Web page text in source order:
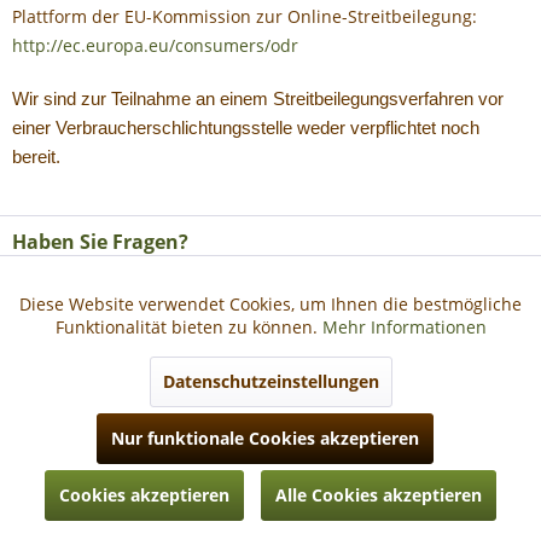
Plattform der EU-Kommission zur Online-Streitbeilegung:
http://ec.europa.eu/consumers/odr
Wir sind zur Teilnahme an einem Streitbeilegungsverfahren vor
einer Verbraucherschlichtungsstelle weder verpflichtet noch
bereit.
Haben Sie Fragen?
Informationen
Versandkosten
anders beschrieben
Funktionale Aktiv
Aktiv
Personalisierung Aktiv
Diese Website verwendet Cookies, um Ihnen die bestmögliche
Funktionalität bieten zu können. Mehr Informationen
Datenschutzeinstellungen
Nur funktionale Cookies akzeptieren
Cookies akzeptieren Alle Cookies akzeptieren